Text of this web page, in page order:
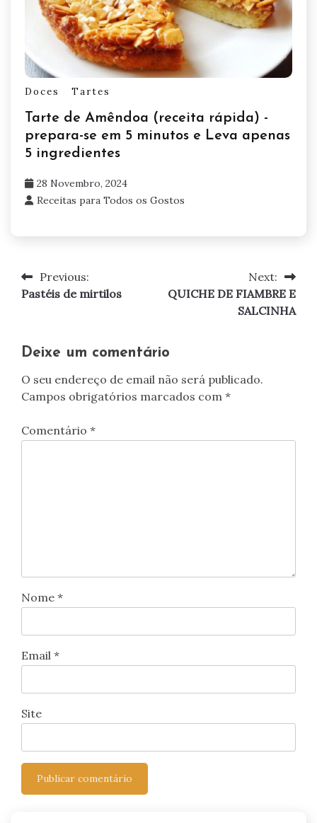
Doces Tartes
Tarte de Amêndoa (receita rápida) -
prepara-se em 5 minutos e Leva apenas
5 ingredientes
28 Novembro, 2024
Receitas para Todos os Gostos
Navegação
Previous:
Pastéis de mirtilos
Next:
QUICHE DE FIAMBRE E
SALCINHA
Deixe um comentário
O seu endereço de email não será publicado.
Campos obrigatórios marcados com *
Comentário *
Nome *
Email *
Site